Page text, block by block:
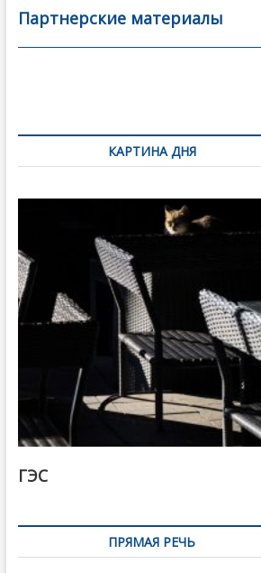
b
o
er l
а
в
Партнерские материалы
по
записямКАРТИНА ДНЯ
ГЭС
ПРЯМАЯ РЕЧЬ